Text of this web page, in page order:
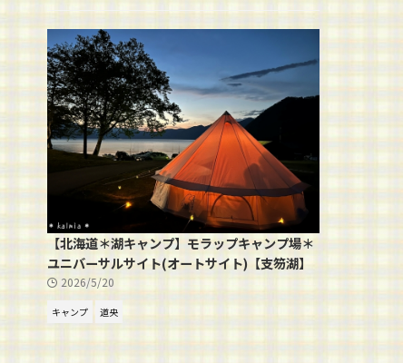
【北海道＊湖キャンプ】モラップキャンプ場＊
ユニバーサルサイト(オートサイト)【支笏湖】
2026/5/20
キャンプ 道央